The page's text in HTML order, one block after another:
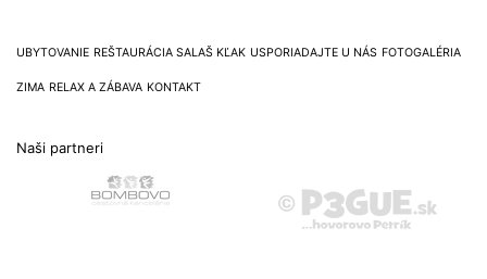
UBYTOVANIE REŠTAURÁCIA SALAŠ KĽAK USPORIADAJTE U NÁS FOTOGALÉRIA
ZIMA RELAX A ZÁBAVA KONTAKT
Naši partneri